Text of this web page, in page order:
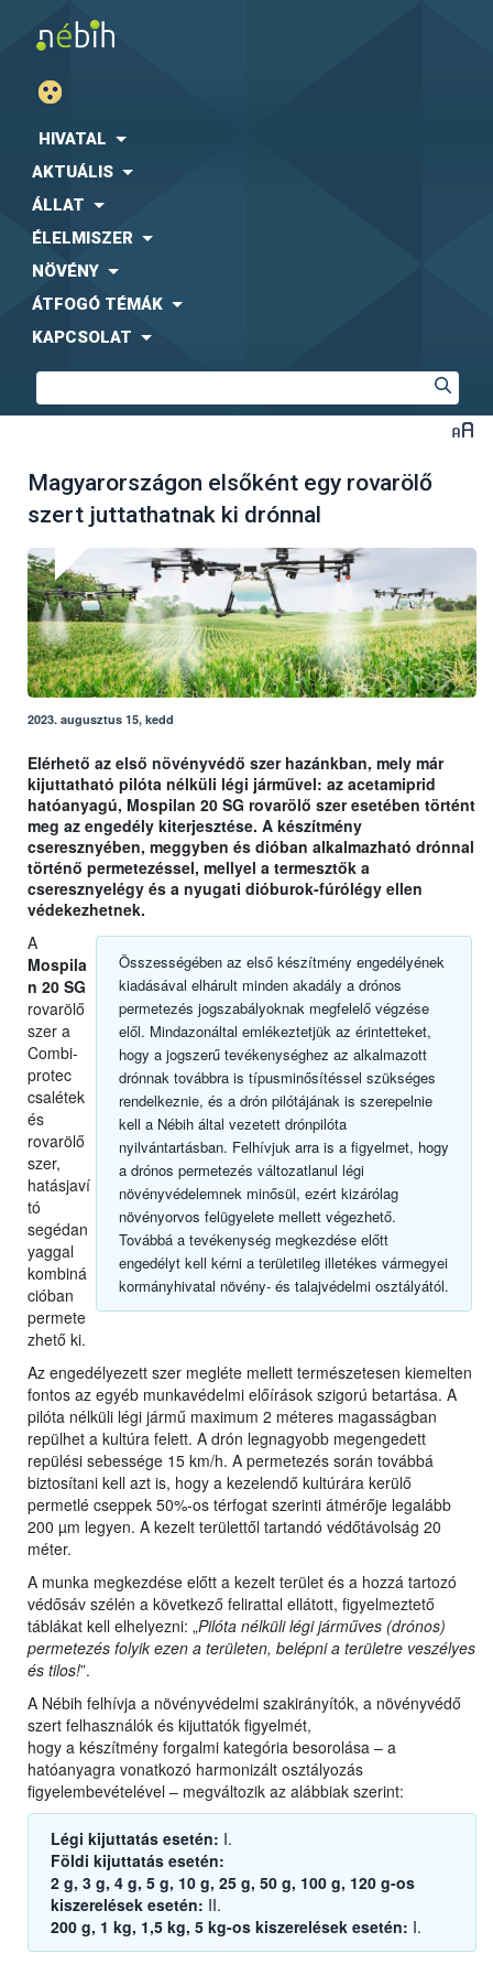
HIVATAL
AKTUÁLIS
ÁLLAT
ÉLELMISZER
NÖVÉNY
ÁTFOGÓ TÉMÁK
KAPCSOLAT
Magyarországon elsőként egy rovarölő
szert juttathatnak ki drónnal
2023. augusztus 15, kedd
Elérhető az első növényvédő szer hazánkban, mely már
kijuttatható pilóta nélküli légi járművel: az acetamiprid
hatóanyagú, Mospilan 20 SG rovarölő szer esetében történt
meg az engedély kiterjesztése. A készítmény
cseresznyében, meggyben és dióban alkalmazható drónnal
történő permetezéssel, mellyel a termesztők a
cseresznyelégy és a nyugati dióburok-fúrólégy ellen
védekezhetnek.
Összességében az első készítmény engedélyének
kiadásával elhárult minden akadály a drónos
permetezés jogszabályoknak megfelelő végzése
elől. Mindazonáltal emlékeztetjük az érintetteket,
hogy a jogszerű tevékenységhez az alkalmazott
drónnak továbbra is típusminősítéssel szükséges
rendelkeznie, és a drón pilótájának is szerepelnie
kell a Nébih által vezetett drónpilóta
nyilvántartásban. Felhívjuk arra is a figyelmet, hogy
a drónos permetezés változatlanul légi
növényvédelemnek minősül, ezért kizárólag
növényorvos felügyelete mellett végezhető.
Továbbá a tevékenység megkezdése előtt
engedélyt kell kérni a területileg illetékes vármegyei
kormányhivatal növény- és talajvédelmi osztályától.
A
Mospila
n 20 SG
rovarölő
szer a
Combi-
protec
csalétek
és
rovarölő
szer,
hatásjaví
tó
segédan
yaggal
kombiná
cióban
permete
zhető ki.
Az engedélyezett szer megléte mellett természetesen kiemelten
fontos az egyéb munkavédelmi előírások szigorú betartása. A
pilóta nélküli légi jármű maximum 2 méteres magasságban
repülhet a kultúra felett. A drón legnagyobb megengedett
repülési sebessége 15 km/h. A permetezés során továbbá
biztosítani kell azt is, hogy a kezelendő kultúrára kerülő
permetlé cseppek 50%-os térfogat szerinti átmérője legalább
200 µm legyen. A kezelt területtől tartandó védőtávolság 20
méter.
A munka megkezdése előtt a kezelt terület és a hozzá tartozó
védősáv szélén a következő felirattal ellátott, figyelmeztető
táblákat kell elhelyezni: „Pilóta nélküli légi járműves (drónos)
permetezés folyik ezen a területen, belépni a területre veszélyes
és tilos!”.
A Nébih felhívja a növényvédelmi szakirányítók, a növényvédő
szert felhasználók és kijuttatók figyelmét,
hogy a készítmény forgalmi kategória besorolása – a
hatóanyagra vonatkozó harmonizált osztályozás
figyelembevételével – megváltozik az alábbiak szerint:
Légi kijuttatás esetén: I.
Földi kijuttatás esetén:
2 g, 3 g, 4 g, 5 g, 10 g, 25 g, 50 g, 100 g, 120 g-os
kiszerelések esetén: II.
200 g, 1 kg, 1,5 kg, 5 kg-os kiszerelések esetén: I.